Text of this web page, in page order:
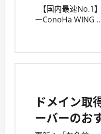
【国内最速No.1
ーConoHa WING
ドメイン取
ーバーのお